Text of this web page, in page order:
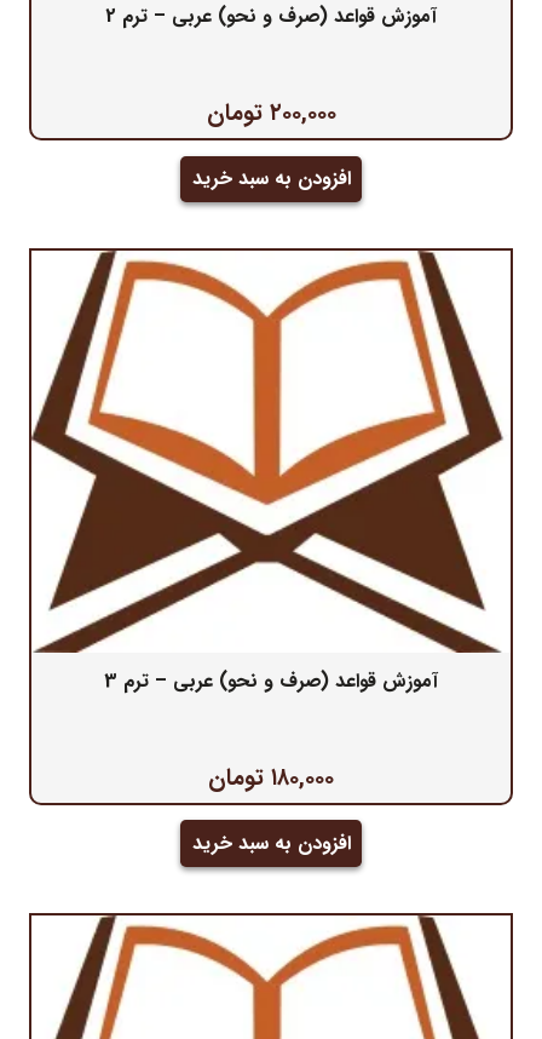
آموزش قواعد (صرف و نحو) عربی – ترم 2
۲۰۰,۰۰۰ تومان
افزودن به سبد خرید
آموزش قواعد (صرف و نحو) عربی – ترم 3
۱۸۰,۰۰۰ تومان
افزودن به سبد خرید